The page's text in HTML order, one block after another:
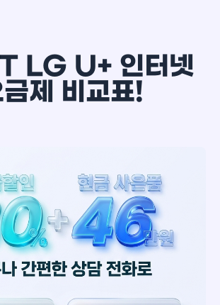
LG U+ 인터넷
제 비교표!